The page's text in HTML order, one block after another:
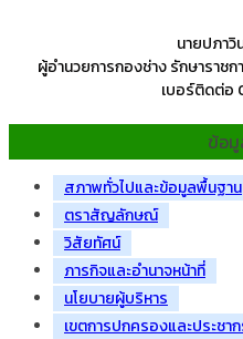
นายปภา
ผู้อำนวยการกองช่าง รักษาราช
เบอร์ติดต่อ
ข้อ
สภาพทั่วไปและข้อมูลพื้นฐาน
ตราสัญลักษณ์
วิสัยทัศน์
ภารกิจและอำนาจหน้าที่
นโยบายผู้บริหาร
เขตการปกครองและประชา